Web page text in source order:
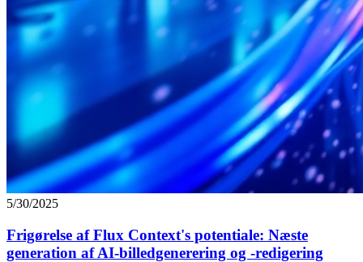
5/30/2025
Frigørelse af Flux Context's potentiale: Næste
generation af AI-billedgenerering og -redigering